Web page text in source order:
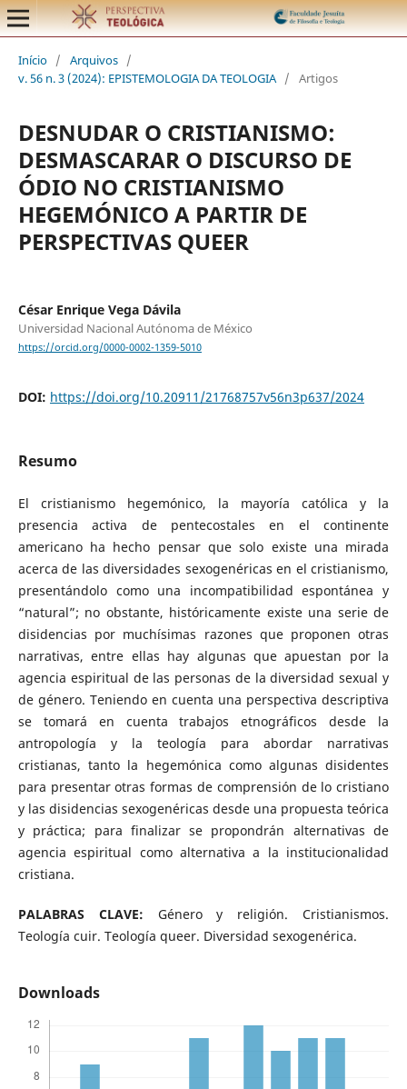
Início / Arquivos /
v. 56 n. 3 (2024): EPISTEMOLOGIA DA TEOLOGIA / Artigos
DESNUDAR O CRISTIANISMO:
DESMASCARAR O DISCURSO DE
ÓDIO NO CRISTIANISMO
HEGEMÓNICO A PARTIR DE
PERSPECTIVAS QUEER
César Enrique Vega Dávila
Universidad Nacional Autónoma de México
https://orcid.org/0000-0002-1359-5010
DOI: https://doi.org/10.20911/21768757v56n3p637/2024
Resumo
El cristianismo hegemónico, la mayoría católica y la
presencia activa de pentecostales en el continente
americano ha hecho pensar que solo existe una mirada
acerca de las diversidades sexogenéricas en el cristianismo,
presentándolo como una incompatibilidad espontánea y
“natural”; no obstante, históricamente existe una serie de
disidencias por muchísimas razones que proponen otras
narrativas, entre ellas hay algunas que apuestan por la
agencia espiritual de las personas de la diversidad sexual y
de género. Teniendo en cuenta una perspectiva descriptiva
se tomará en cuenta trabajos etnográficos desde la
antropología y la teología para abordar narrativas
cristianas, tanto la hegemónica como algunas disidentes
para presentar otras formas de comprensión de lo cristiano
y las disidencias sexogenéricas desde una propuesta teórica
y práctica; para finalizar se propondrán alternativas de
agencia espiritual como alternativa a la institucionalidad
cristiana.
PALABRAS CLAVE: Género y religión. Cristianismos.
Teología cuir. Teología queer. Diversidad sexogenérica.
Downloads